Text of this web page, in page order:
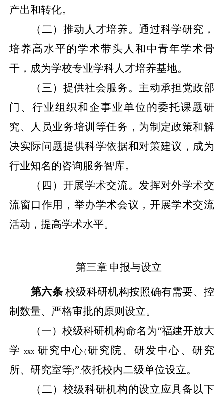
产出和转化。
（二）推动人才培养。通过科学研究，
培养高水平的学术带头人和中青年学术骨
干，成为学校专业学科人才培养基地。
（三）提供社会服务。主动承担党政部
门、行业组织和企事业单位的委托课题研
究、人员业务培训等任务，为制定政策和解
决实际问题提供科学依据和对策建议，成为
行业知名的咨询服务智库。
（四）开展学术交流。发挥对外学术交
流窗口作用，举办学术会议，开展学术交流
活动，提高学术水平。
第三章 申报与设立
第六条 校级科研机构按照确有需要、控
制数量、严格审批的原则设立。
（一）校级科研机构命名为“福建开放大
学 xxx 研究中心 (研究院、研发中心、研究
所、研究室等)”依托校内二级单位设立。
（二）校级科研机构的设立应具备以下